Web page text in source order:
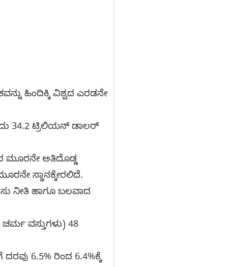
ಹಿಂದಿಕ್ಕಿ ವಿಶ್ವದ ಎರಡನೇ
34.2 ಟ್ರಿಲಿಯನ್ ಡಾಲರ್
ಮೂರನೇ ಅತಿದೊಡ್ಡ
ಸ್ಥಾನಕ್ಕೇರಲಿದೆ.
ನೀತಿ ಹಾಗೂ ಬಲವಾದ
ವಸ್ತುಗಳು) 48
6.5% ರಿಂದ 6.4%ಕ್ಕೆ